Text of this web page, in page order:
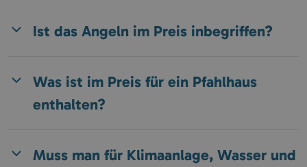
Ist das Angeln im Preis inbegriffen?
Was ist im Preis für ein Pfahlhaus
enthalten?
Muss man für Klimaanlage, Wasser und